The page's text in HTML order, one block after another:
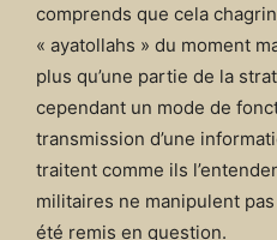
comprends que cela
« ayatollahs » du moment
plus qu’une partie de la
cependant un mode de
transmission d’une
traitent comme ils
militaires ne manipulent pas
été remis en question.